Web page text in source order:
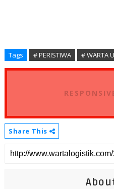
Tags # PERISTIWA # WARTA
Share This